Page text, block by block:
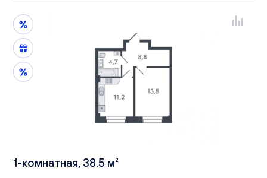
1-комнатная, 38.5 м²